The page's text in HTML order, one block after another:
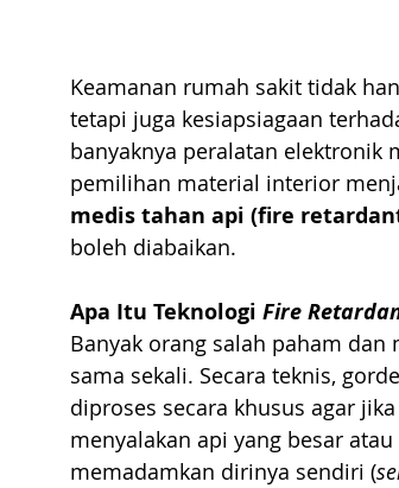
Keamanan rumah sakit tidak
tetapi juga kesiapsiagaan
banyaknya peralatan elektronik
pemilihan material interior
medis tahan api (fire
boleh diabaikan.
Apa Itu Teknologi Fire
Banyak orang salah paham
sama sekali. Secara teknis,
diproses secara khusus agar
menyalakan api yang besar
memadamkan dirinya sendiri (